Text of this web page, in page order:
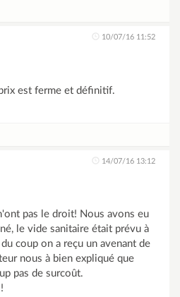
10/07/16 11:52
est ferme et définitif.
14/07/16 13:12
pas le droit! Nous avons eu
le vide sanitaire était prévu à
coup on a reçu un avenant de
nous à bien expliqué que
pas de surcoût.